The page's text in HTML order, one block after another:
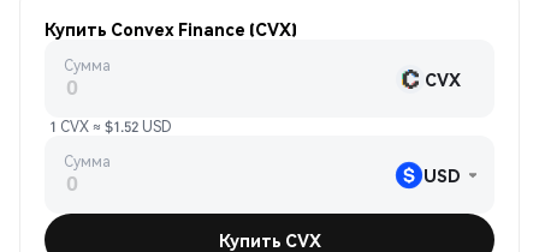
Купить Convex Finance (CVX)
Сумма
CVX
1 CVX ≈ $1.52 USD
Сумма
USD
Купить CVX